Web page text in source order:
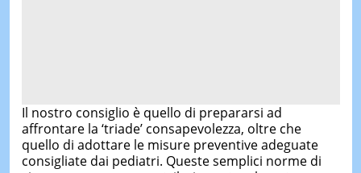
Il nostro consiglio è quello di prepararsi ad
affrontare la ‘triade’ consapevolezza, oltre che
quello di adottare le misure preventive adeguate
consigliate dai pediatri. Queste semplici norme di